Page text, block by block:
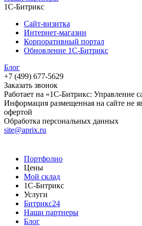
1С-Битрикс
Сайт-визитка
Интернет-магазин
Корпоративный портал
Обновление 1С-Битрикс
Блог
+7 (499) 677-5629
Заказать звонок
Работает на «1С-Битрикс: Управление
Информация размещенная на сайте не
офертой
Обработка персональных данных
site@aprix.ru
Портфолио
Цены
Мой склад
1С-Битрикс
Услуги
Битрикс24
Наши партнеры
Блог